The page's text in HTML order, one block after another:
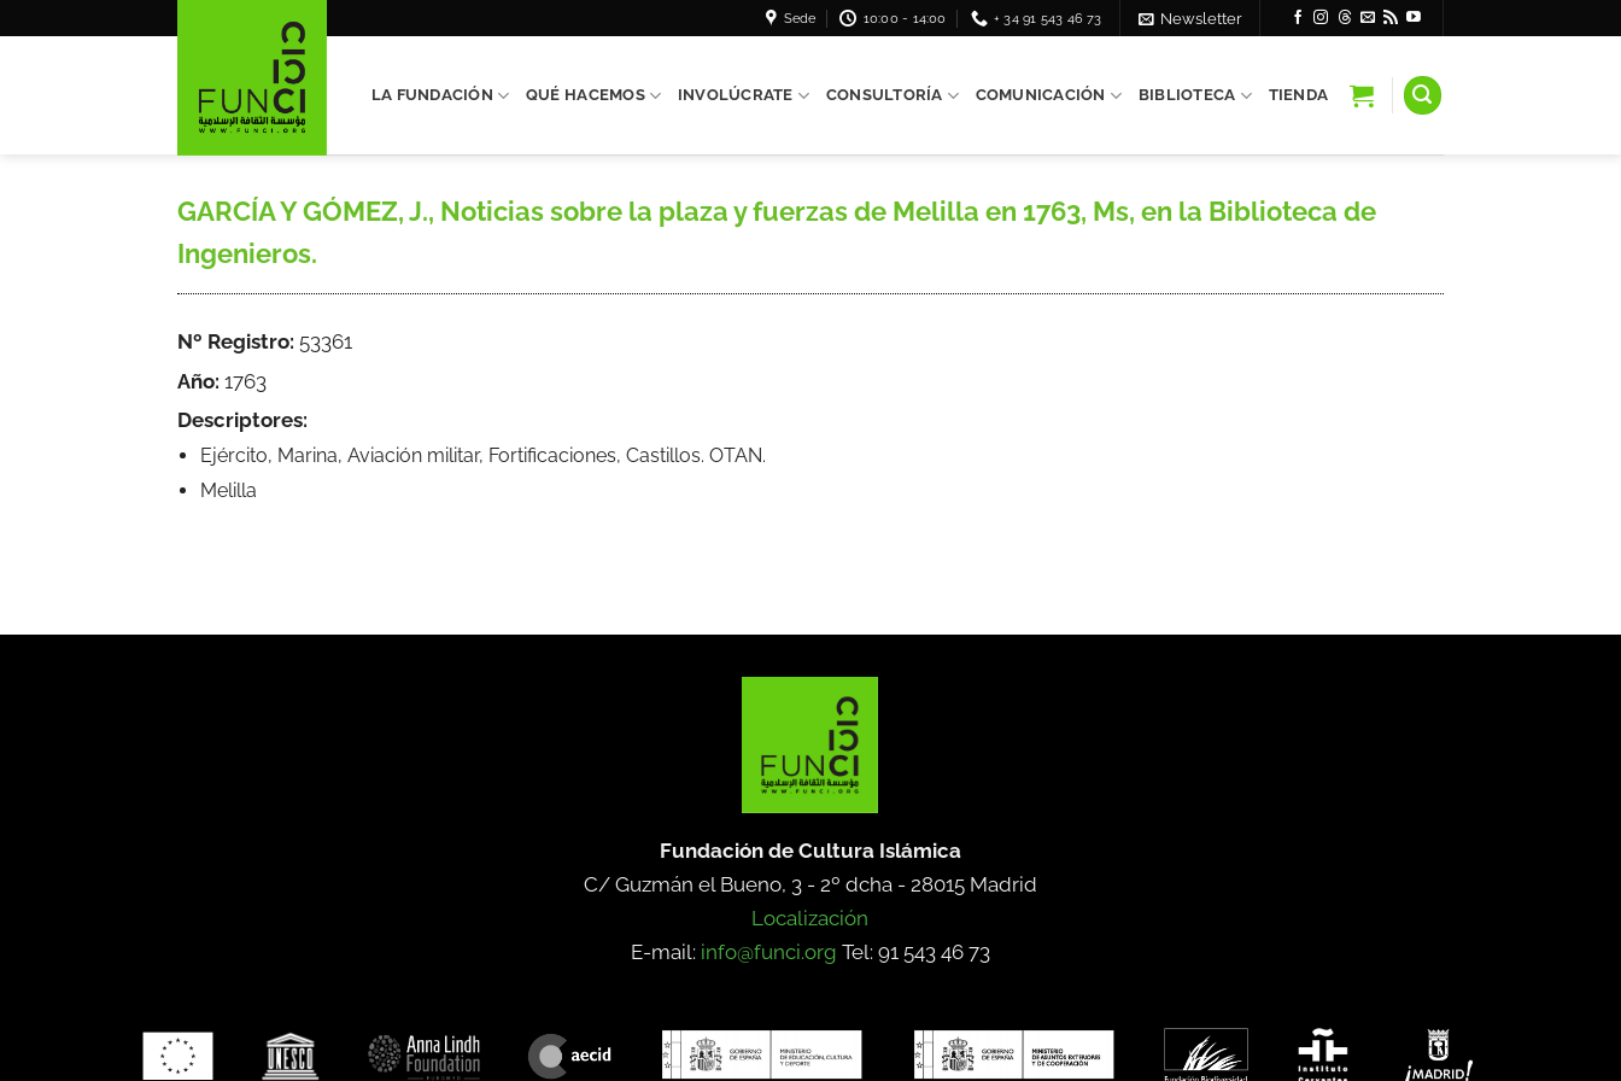
Sede 10:00 - 14:00 + 34 91 543 46 73 Newsletter
LA FUNDACIÓN QUÉ HACEMOS INVOLÚCRATE CONSULTORÍA COMUNICACIÓN BIBLIOTECA TIENDA
GARCÍA Y GÓMEZ, J., Noticias sobre la plaza y fuerzas de Melilla en 1763, Ms, en la Biblioteca de
Ingenieros.
Nº Registro: 53361
Año: 1763
Descriptores:
Ejército, Marina, Aviación militar, Fortificaciones, Castillos. OTAN.
Melilla
Fundación de Cultura Islámica
C/ Guzmán el Bueno, 3 - 2º dcha - 28015 Madrid
Localización
E-mail: info@funci.org Tel: 91 543 46 73